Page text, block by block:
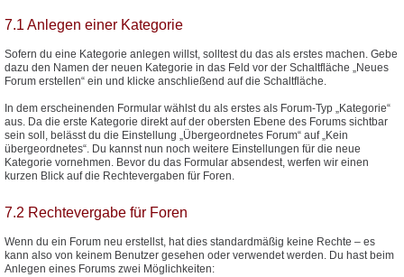
7.1 Anlegen einer Kategorie
Sofern du eine Kategorie anlegen willst, solltest du das als erstes machen. Gebe
dazu den Namen der neuen Kategorie in das Feld vor der Schaltfläche „Neues
Forum erstellen“ ein und klicke anschließend auf die Schaltfläche.
In dem erscheinenden Formular wählst du als erstes als Forum-Typ „Kategorie“
aus. Da die erste Kategorie direkt auf der obersten Ebene des Forums sichtbar
sein soll, belässt du die Einstellung „Übergeordnetes Forum“ auf „Kein
übergeordnetes“. Du kannst nun noch weitere Einstellungen für die neue
Kategorie vornehmen. Bevor du das Formular absendest, werfen wir einen
kurzen Blick auf die Rechtevergaben für Foren.
7.2 Rechtevergabe für Foren
Wenn du ein Forum neu erstellst, hat dies standardmäßig keine Rechte – es
kann also von keinem Benutzer gesehen oder verwendet werden. Du hast beim
Anlegen eines Forums zwei Möglichkeiten: